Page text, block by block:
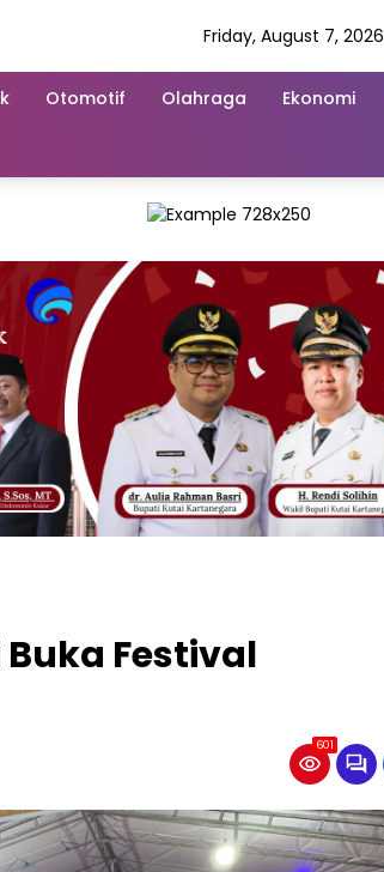
Friday, August 7, 2026
Otomotif Olahraga Ekonomi
Festival
601